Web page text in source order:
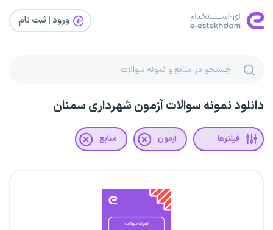
ورود | ثبت‌ نام
دانلود نمونه سوالات آزمون شهرداری سمنان
فیلترها آزمون منابع